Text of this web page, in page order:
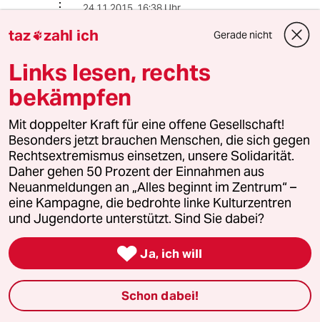
24.11.2015,16:38 Uhr
@Rainer B.:
Ja. Schon seit 2012.
Rainer B.
24.11.2015 20:44 Uhr
@anteater:
Wissen die Russen das auch?
W warum_denkt_keiner_nach?
24.11.2015,21:33 Uhr
@Rainer B.:
Ja. Aber es interessiert sie nicht. Es
muss sie auch nicht interessieren, da
niemand das Recht hat, seinen
Luftraum ins Nachbarland zu
taz zahl ich Gerade nicht
Links lesen, rechts
bekämpfen
Mit doppelter Kraft für eine offene Gesellschaft!
Besonders jetzt brauchen Menschen, die sich gegen
Rechtsextremismus einsetzen, unsere Solidarität.
Daher gehen 50 Prozent der Einnahmen aus
Neuanmeldungen an „Alles beginnt im Zentrum“ –
eine Kampagne, die bedrohte linke Kulturzentren
und Jugendorte unterstützt. Sind Sie dabei?
 Ja, ich will
Schon dabei!